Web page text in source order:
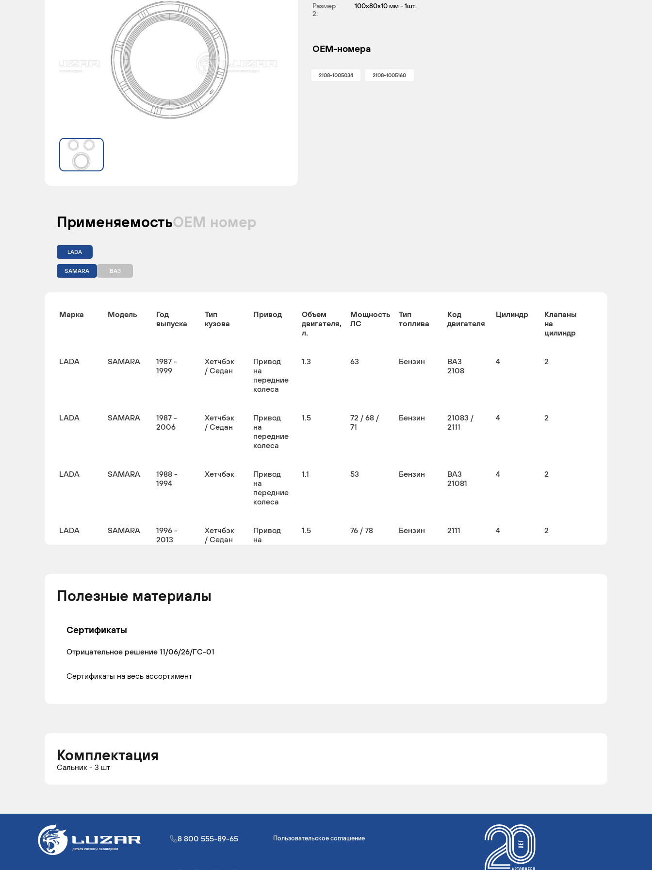
Размер
2:
100x80x10 мм - 1шт.
OEM-номера
2108-1005034 2108-1005160
ПрименяемостьОЕМ номер
LADA
SAMARA ВАЗ
Марка Модель
Год
выпуска
Тип
кузова
Привод
Объем
двигателя,
л.
Мощность
ЛС
Тип
топлива
Код
двигателя
Цилиндр
Клапаны
на
цилиндр
LADA SAMARA
1987 -
1999
Хетчбэк
/ Седан
Привод
на
передние
колеса
1.3 63 Бензин
BA3
2108
4 2
LADA SAMARA
1987 -
2006
Хетчбэк
/ Седан
Привод
на
передние
колеса
1.5
72 / 68 /
71
Бензин
21083 /
2111
4 2
LADA SAMARA
1988 -
1994
Хетчбэк
Привод
на
передние
колеса
1.1 53 Бензин
BA3
21081
4 2
LADA SAMARA
1996 -
2013
Хетчбэк
/ Седан
Привод
на
1.5 76 / 78 Бензин 2111 4 2
Полезные материалы
Сертификаты
Отрицательное решение 11/06/26/ГС-01
Сертификаты на весь ассортимент
Комплектация
Сальник - 3 шт
8 800 555-89-65 Пользовательское соглашение